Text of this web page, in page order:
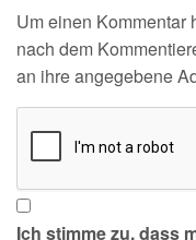
Um einen Kommentar
nach dem
an ihre angegebene
Ich stimme zu, dass